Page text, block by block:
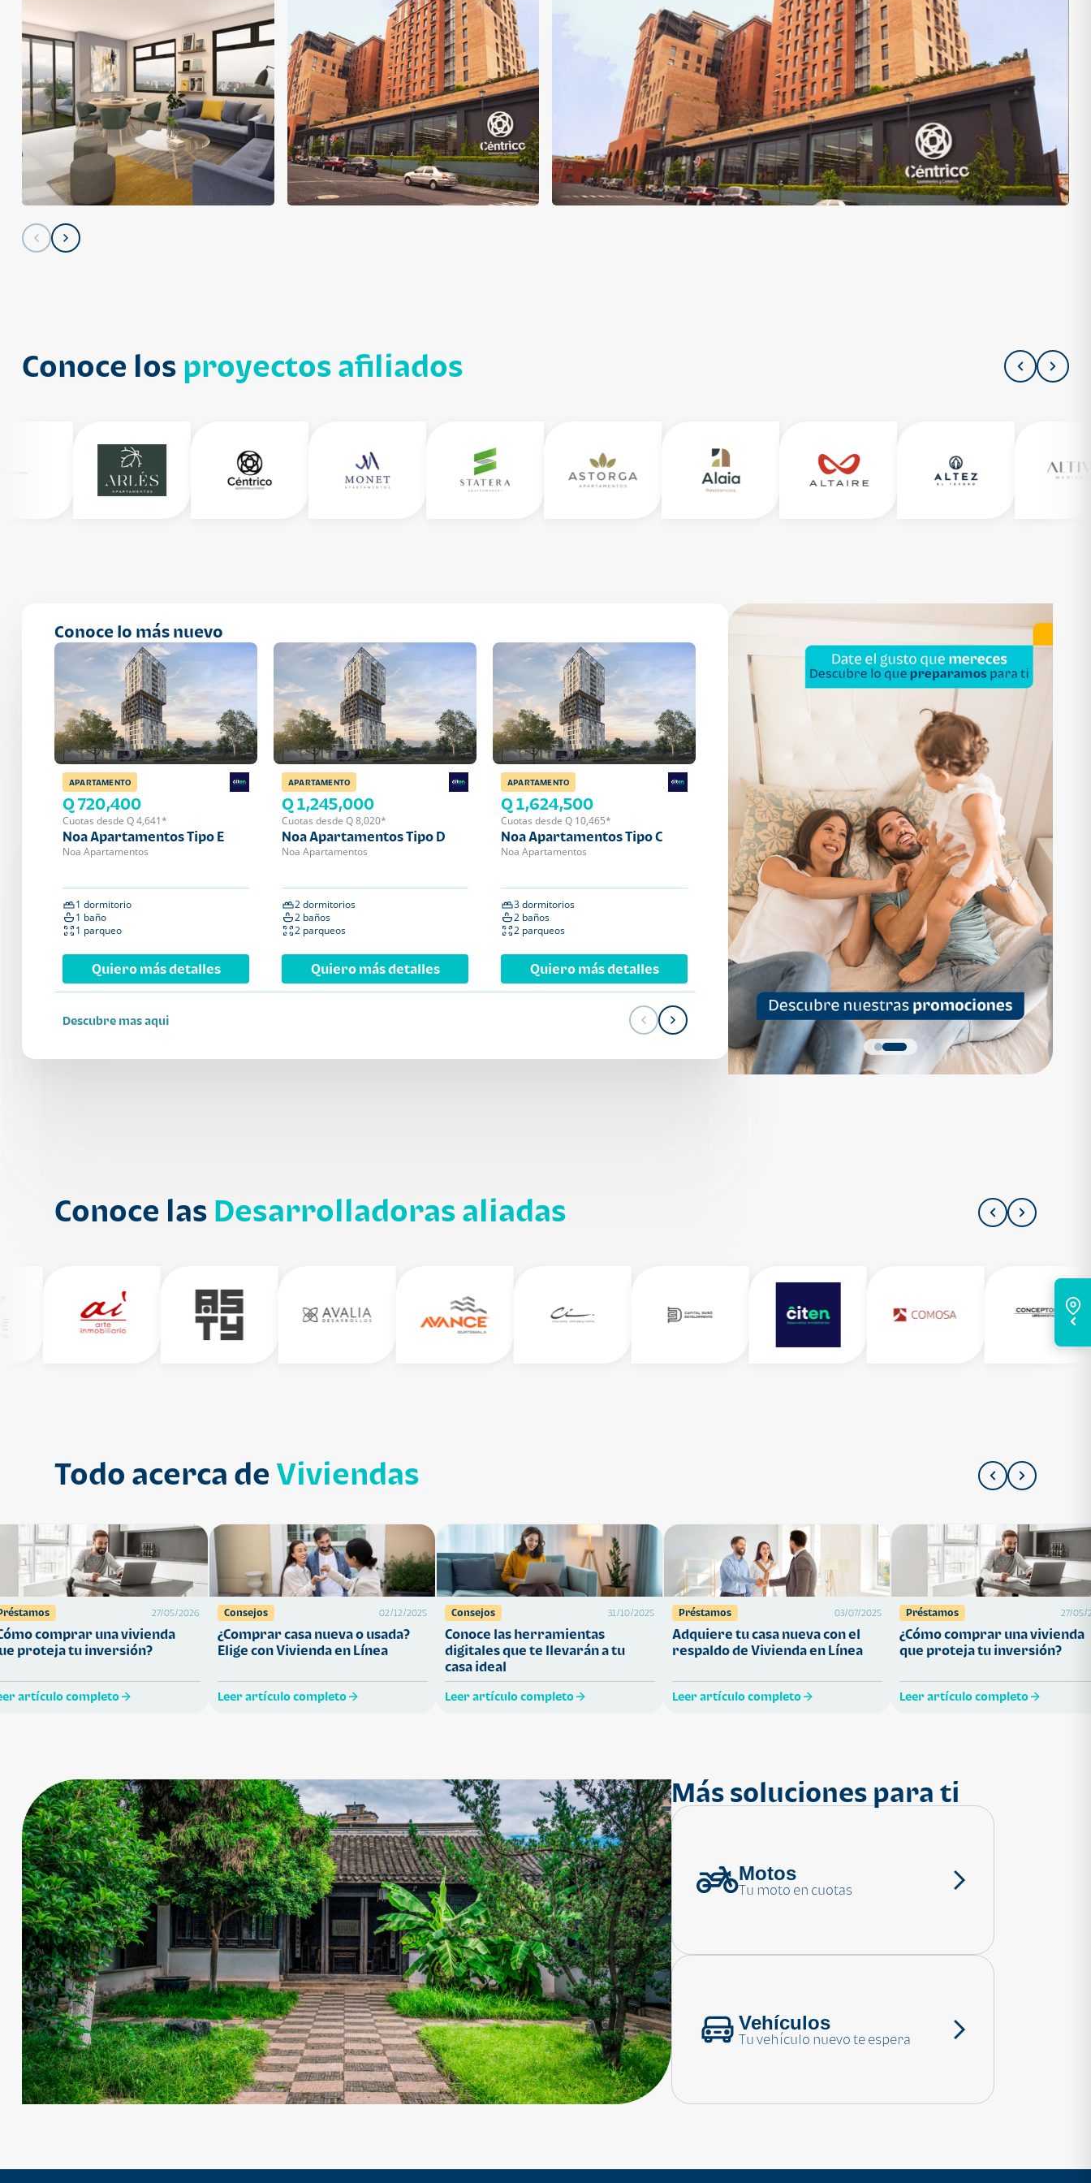
Conoce los proyectos afiliados
Conoce lo más nuevo
APARTAMENTO
Q 720,400
Cuotas desde Q 4,641*
Noa Apartamentos Tipo E
Noa Apartamentos
1 dormitorio
1 baño
1 parqueo
Quiero más detalles
APARTAMENTO
Q 1,245,000
Cuotas desde Q 8,020*
Noa Apartamentos Tipo D
Noa Apartamentos
2 dormitorios
2 baños
2 parqueos
Quiero más detalles
APARTAMENTO
Q 1,624,500
Cuotas desde Q 10,465*
Noa Apartamentos Tipo C
Noa Apartamentos
3 dormitorios
2 baños
2 parqueos
Quiero más detalles
APARTAMENTO
Q 1,136,200
Cuotas desde Q 7,319*
Noa Apartamentos Tipo B
Noa Apartamentos
2 dormitorios
2 baños
1 parqueo
Quiero más detalles
APARTAMENTO
Q 1,559,700
Cuotas desde Q 10,047*
Noa Apartamentos Tipo A
Noa Apartamentos
3 dormitorios
2 baños
2 parqueos
Quiero más detalles
Descubre mas aqui
Conoce las Desarrolladoras aliadas
Todo acerca de Viviendas
27/05/2026
comprar una vivienda
proteja tu inversión?
artículo completo
Consejos 02/12/2025
¿Comprar casa nueva o usada?
Elige con Vivienda en Línea
Leer artículo completo
Consejos 31/10/2025
Conoce las herramientas
digitales que te llevarán a tu
casa ideal
Leer artículo completo
Préstamos 03/07/2025
Adquiere tu casa nueva con el
respaldo de Vivienda en Línea
Leer artículo completo
Préstamos 27/05/
¿Cómo comprar una vivienda
que proteja tu inversión?
Leer artículo completo
Más soluciones para ti
Motos
Tu moto en cuotas
Vehículos
Tu vehículo nuevo te espera